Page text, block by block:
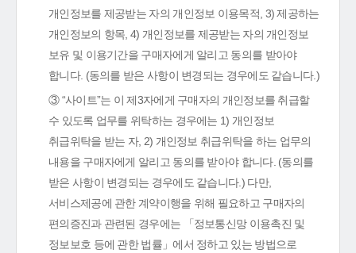
개인정보를 제공받는 자의 개인정보 이용목적, 3) 제공하는
개인정보의 항목, 4) 개인정보를 제공받는 자의 개인정보
보유 및 이용기간을 구매자에게 알리고 동의를 받아야
합니다. (동의를 받은 사항이 변경되는 경우에도 같습니다.)
③ “사이트”는 이 제3자에게 구매자의 개인정보를 취급할
수 있도록 업무를 위탁하는 경우에는 1) 개인정보
취급위탁을 받는 자, 2) 개인정보 취급위탁을 하는 업무의
내용을 구매자에게 알리고 동의를 받아야 합니다. (동의를
받은 사항이 변경되는 경우에도 같습니다.) 다만,
서비스제공에 관한 계약이행을 위해 필요하고 구매자의
편의증진과 관련된 경우에는 「정보통신망 이용촉진 및
정보보호 등에 관한 법률」에서 정하고 있는 방법으로